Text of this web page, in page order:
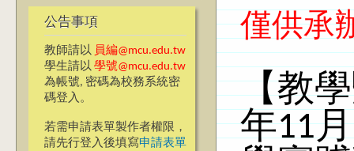
公告事項
教師請以 員編@mcu.edu.tw
學生請以 學號@mcu.edu.tw
為帳號, 密碼為校務系統密
碼登入。
若需申請表單製作者權限，
請先行登入後填寫申請表單
僅供承
【教
年11